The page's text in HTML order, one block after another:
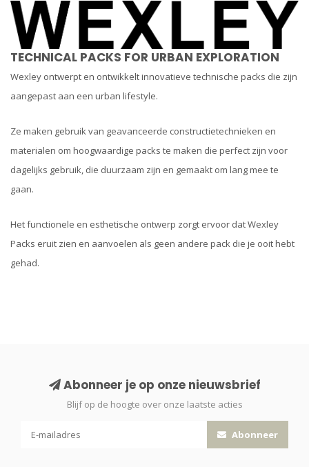
TECHNICAL PACKS FOR URBAN EXPLORATION
Wexley ontwerpt en ontwikkelt innovatieve technische packs die zijn
aangepast aan een urban lifestyle.
Ze maken gebruik van geavanceerde constructietechnieken en
materialen om hoogwaardige packs te maken die perfect zijn voor
dagelijks gebruik, die duurzaam zijn en gemaakt om lang mee te
gaan.
Het functionele en esthetische ontwerp zorgt ervoor dat Wexley
Packs eruit zien en aanvoelen als geen andere pack die je ooit hebt
gehad.
Abonneer je op onze nieuwsbrief
Blijf op de hoogte over onze laatste acties
Abonneer